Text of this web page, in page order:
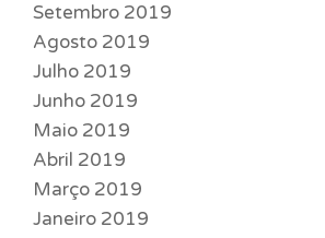
Setembro 2019
Agosto 2019
Julho 2019
Junho 2019
Maio 2019
Abril 2019
Março 2019
Janeiro 2019